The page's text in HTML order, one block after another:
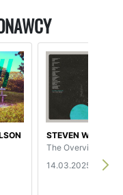
STEVEN WILSON
The Overview
14.03.2025